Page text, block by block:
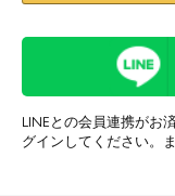
LINEとの会員連携がお
グインしてください。